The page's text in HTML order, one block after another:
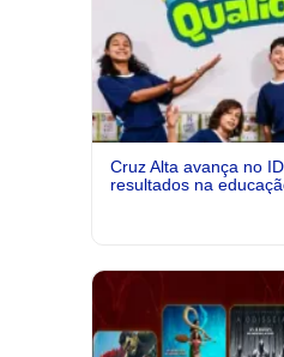
Cruz Alta avança no
resultados na